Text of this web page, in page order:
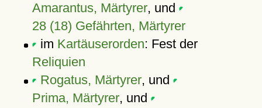
Amarantus, Märtyrer, und
28 (18) Gefährten, Märtyrer
im Kartäuserorden: Fest der
Reliquien
Rogatus, Märtyrer, und
Prima, Märtyrer, und